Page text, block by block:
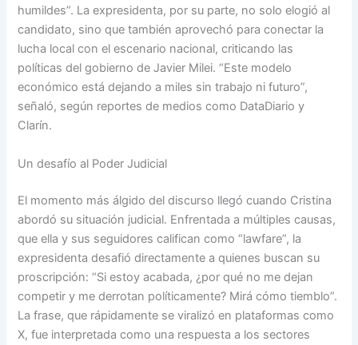
humildes”. La expresidenta, por su parte, no solo elogió al
candidato, sino que también aprovechó para conectar la
lucha local con el escenario nacional, criticando las
políticas del gobierno de Javier Milei. “Este modelo
económico está dejando a miles sin trabajo ni futuro”,
señaló, según reportes de medios como DataDiario y
Clarín.
Un desafío al Poder Judicial
El momento más álgido del discurso llegó cuando Cristina
abordó su situación judicial. Enfrentada a múltiples causas,
que ella y sus seguidores califican como “lawfare”, la
expresidenta desafió directamente a quienes buscan su
proscripción: “Si estoy acabada, ¿por qué no me dejan
competir y me derrotan políticamente? Mirá cómo tiemblo”.
La frase, que rápidamente se viralizó en plataformas como
X, fue interpretada como una respuesta a los sectores